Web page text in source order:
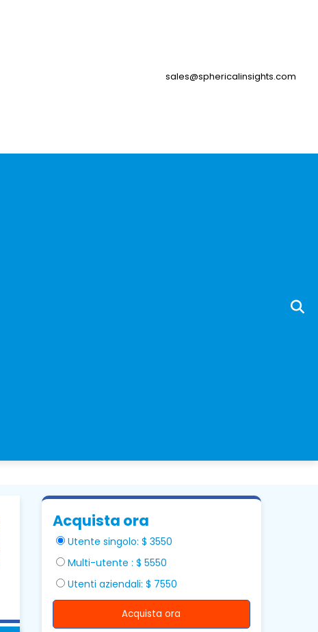
sales@sphericalinsights.com
Acquista ora
Utente singolo: $ 3550
Multi-utente : $ 5550
Utenti aziendali: $ 7550
Acquista ora